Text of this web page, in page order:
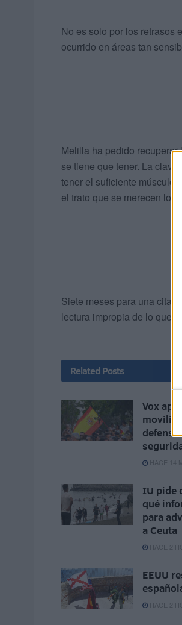
No es solo por los retrasos
ocurrido en áreas tan
Melilla ha pedido
se tiene que tener. La
tener el suficiente músculo
el trato que se merecen los
Siete meses para una cita,
lectura impropia de lo que
Related Posts
Vox
HACE 14
IU pide
qué
para
a Ceuta
HACE 2
EEUU
HACE 2